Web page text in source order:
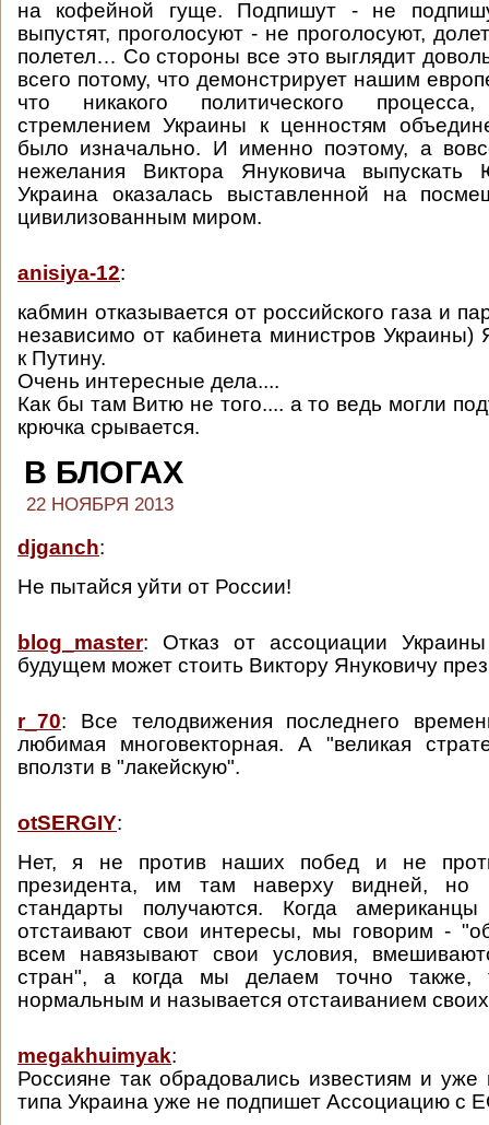
на кофейной гуще. Подпишут - не
выпустят, проголосуют - не проголосуют,
полетел… Со стороны все это выглядит
всего потому, что демонстрирует нашим
что никакого политического
стремлением Украины к ценностям
было изначально. И именно поэтому, а
нежелания Виктора Януковича
Украина оказалась выставленной на
цивилизованным миром.
anisiya-12:
кабмин отказывается от российского газа и
независимо от кабинета министров Украины)
к Путину.
Очень интересные дела....
Как бы там Витю не того.... а то ведь могли
крючка срывается.
В БЛОГАХ
22 НОЯБРЯ 2013
djganch:
Не пытайся уйти от России!
blog_master: Отказ от ассоциации
будущем может стоить Виктору Януковичу
r_70: Все телодвижения последнего
любимая многовекторная. А "великая
вползти в "лакейскую".
otSERGIY:
Нет, я не против наших побед и не
президента, им там наверху видней, но
стандарты получаются. Когда
отстаивают свои интересы, мы говорим -
всем навязывают свои условия,
стран", а когда мы делаем точно также,
нормальным и называется отстаиванием
megakhuimyak:
Россияне так обрадовались известиям и
типа Украина уже не подпишет Ассоциацию с